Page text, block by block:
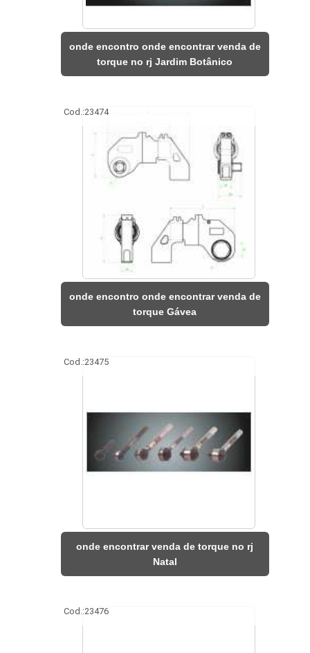
onde encontro onde encontrar venda de
torque no rj Jardim Botânico
Cod.:23474
onde encontro onde encontrar venda de
torque Gávea
Cod.:23475
onde encontrar venda de torque no rj
Natal
Cod.:23476